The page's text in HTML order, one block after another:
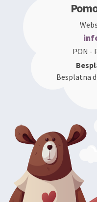
PON -
Besplatna